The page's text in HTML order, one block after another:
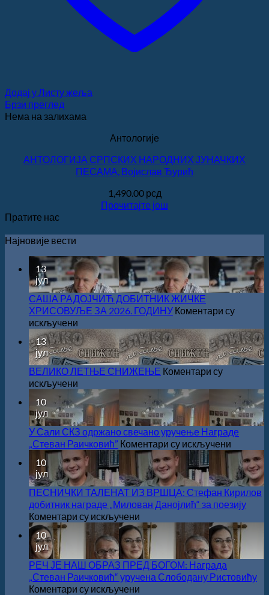
Додај у Листу жеља
Брзи преглед
Нема на залихама
Антологије
АНТОЛОГИЈА СРПСКИХ НАРОДНИХ ЈУНАЧКИХ
ПЕСАМА, Војислав Ђурић
1,490.00 рсд
Прочитајте још
Пратите нас
Најновије вести
13
јул
САША РАДОЈЧИЋ ДОБИТНИК ЖИЧКЕ
ХРИСОВУЉЕ ЗА 2026. ГОДИНУ Коментари су
искључени
САША
РАДОЈЧИЋ
ДОБИТНИК
ЖИЧКЕ
ЗА
2026.
ГОДИНУ
13
јул
ВЕЛИКО ЛЕТЊЕ СНИЖЕЊЕ Коментари су
искључени
ВЕЛИКО
ЛЕТЊЕ
СНИЖЕЊЕ
10
јул
У Сали СКЗ одржано свечано уручење Награде
„Стеван Раичковић” Коментари су искључени
У
Сали
СКЗ
одржано
свечано
Награде
„Стеван
10
јул
ПЕСНИЧКИ ТАЛЕНАТ ИЗ ВРШЦА: Стефан Кирилов
добитник награде „Милован Данојлић“ за поезију
Коментари су искључени
ПЕСНИЧКИ
ТАЛЕНАТ
ИЗ
ВРШЦА:
Стефан
10
јул
РЕЧ ЈЕ НАШ ОБРАЗ ПРЕД БОГОМ: Награда
„Стеван Раичковић“ уручена Слободану Ристовићу
Коментари су искључени